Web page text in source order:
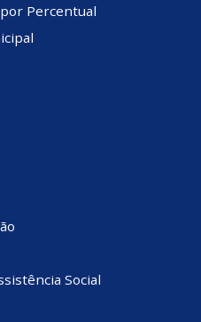
Percentual
Social